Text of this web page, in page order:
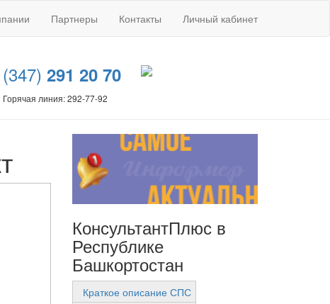
Партнеры Контакты Личный кабинет
(347) 291 20 70
Горячая линия: 292-77-92
КонсультантПлюс в
Республике
Башкортостан
Краткое описание СПС